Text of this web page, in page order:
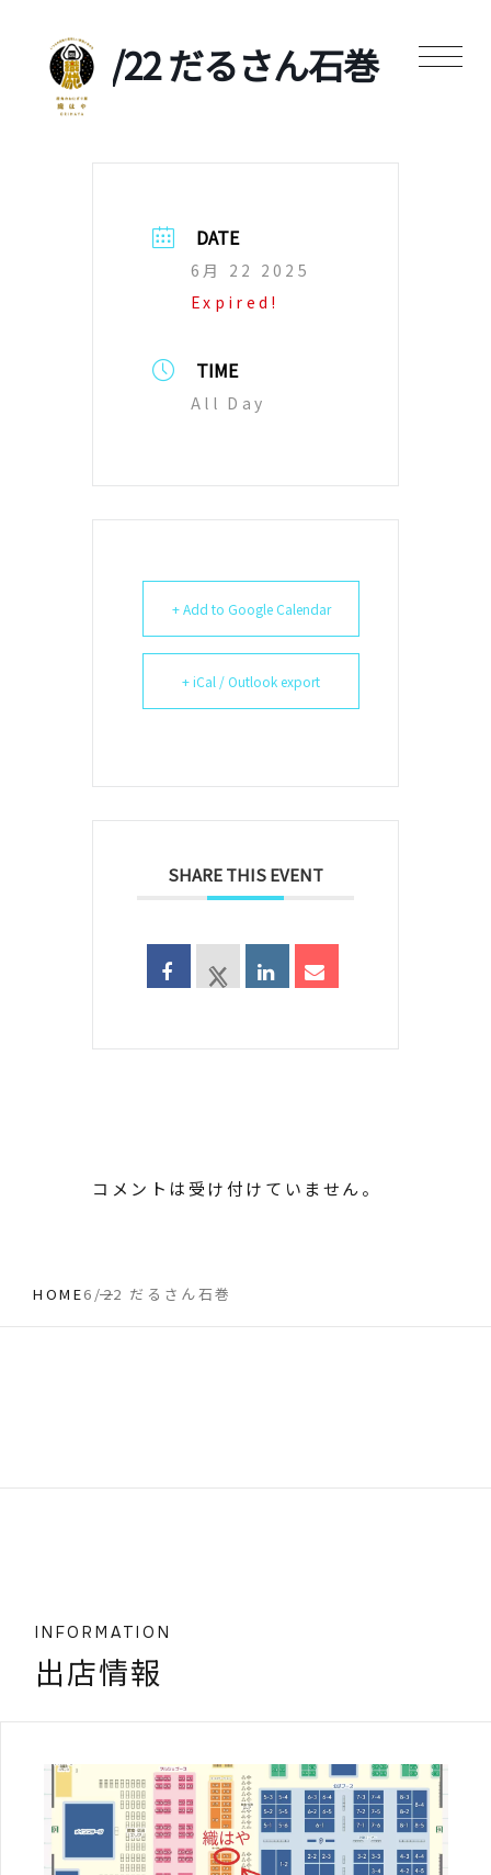
6/22 だるさん石巻
DATE
6月 22 2025
Expired!
TIME
All Day
+ Add to Google Calendar
+ iCal / Outlook export
SHARE THIS EVENT
コメントは受け付けていません。
HOME6/22 だるさん石巻
INFORMATION
出店情報